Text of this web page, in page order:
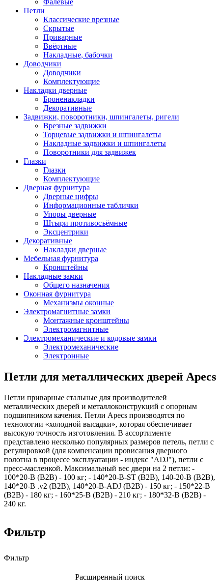
Фалевые
Петли
Классические врезные
Скрытые
Приварные
Ввёртные
Накладные, бабочки
Доводчики
Доводчики
Комплектующие
Накладки дверные
Броненакладки
Декоративные
Задвижки, поворотники, шпингалеты, ригели
Врезные задвижки
Торцевые задвижки и шпингалеты
Накладные задвижки и шпингалеты
Поворотники для задвижек
Глазки
Глазки
Комплектующие
Дверная фурнитура
Дверные цифры
Информационные таблички
Упоры дверные
Штыри противосъёмные
Эксцентрики
Декоративные
Накладки дверные
Мебельная фурнитура
Кронштейны
Накладные замки
Общего назначения
Оконная фурнитура
Механизмы оконные
Электромагнитные замки
Монтажные кронштейны
Электромагнитные
Электромеханические и кодовые замки
Электромеханические
Электронные
Петли для металлических дверей Apecs
Петли приварные стальные для производителей
металлических дверей и металлоконструкций с опорным
подшипником качения. Петли Apecs производятся по
технологии «холодной высадки», которая обеспечивает
высокую точность изготовления. В ассортименте
представлено несколько популярных размеров петель, петли с
регулировкой (для компенсации провисания дверного
полотна в процессе эксплуатации - индекс "ADJ"), петли с
пресс-масленкой. Максимальный вес двери на 2 петли: -
100*20-B (B2B) - 100 кг; - 140*20-B-ST (B2B), 140-20-B (B2B),
140*20-B .v2 (B2B), 140*20-B-ADJ (B2B) - 150 кг; - 150*22-B
(B2B) - 180 кг; - 160*25-B (B2B) - 210 кг; - 180*32-B (B2B) -
240 кг.
Фильтр
Фильтр
Расширенный поиск